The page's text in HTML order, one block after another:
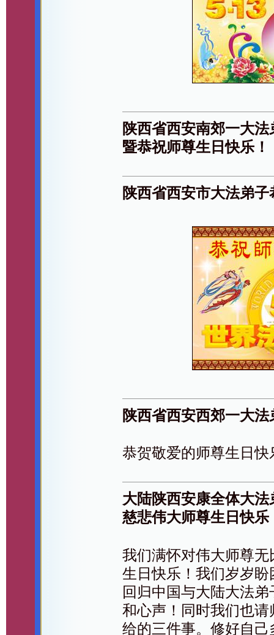
陕西省西安南郊一大
暨恭祝师尊生日快乐！
陕西省西安市大法弟
陕西省西安西郊一大
恭贺敬爱的师尊生日快
大陆陕西安康全体大
慈悲伟大师尊生日快乐
我们满怀对伟大师尊
生日快乐！我们岁岁
回归中国与大陆大法
和心声！同时我们也
给的三件事。修好自己